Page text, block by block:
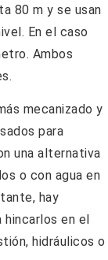
80 m y se usan
En el caso
Ambos
mecanizado y
para
una alternativa
o con agua en
hay
en el
hidráulicos o